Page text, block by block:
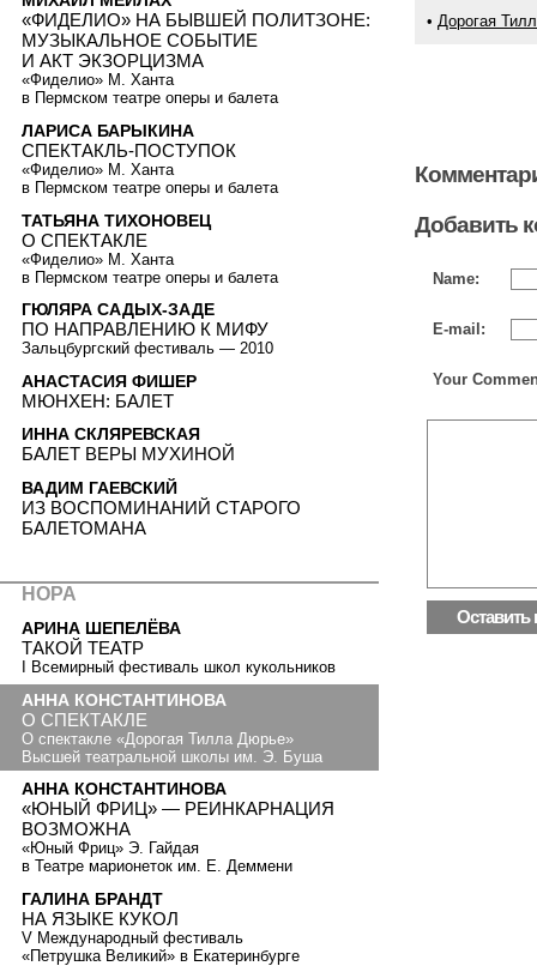
• Дорогая
Добавить
Name:
E-mail:
Your
«ФИДЕЛИО» НА БЫВШЕЙ ПОЛИТЗОНЕ:
МУЗЫКАЛЬНОЕ СОБЫТИЕ
И АКТ ЭКЗОРЦИЗМА
«Фиделио» М. Ханта
в Пермском театре оперы и балета
ЛАРИСА БАРЫКИНА
СПЕКТАКЛЬ-ПОСТУПОК
«Фиделио» М. Ханта
в Пермском театре оперы и балета
ТАТЬЯНА ТИХОНОВЕЦ
О СПЕКТАКЛЕ
«Фиделио» М. Ханта
в Пермском театре оперы и балета
ГЮЛЯРА САДЫХ-ЗАДЕ
ПО НАПРАВЛЕНИЮ К МИФУ
Зальцбургский фестиваль — 2010
АНАСТАСИЯ ФИШЕР
МЮНХЕН: БАЛЕТ
ИННА СКЛЯРЕВСКАЯ
БАЛЕТ ВЕРЫ МУХИНОЙ
ВАДИМ ГАЕВСКИЙ
ИЗ ВОСПОМИНАНИЙ СТАРОГО
БАЛЕТОМАНА
НОРА
АРИНА ШЕПЕЛЁВА
ТАКОЙ ТЕАТР
I Всемирный фестиваль школ кукольников
АННА КОНСТАНТИНОВА
О СПЕКТАКЛЕ
О спектакле «Дорогая Тилла Дюрье»
Высшей театральной школы им. Э. Буша
АННА КОНСТАНТИНОВА
«ЮНЫЙ ФРИЦ» — РЕИНКАРНАЦИЯ
ВОЗМОЖНА
«Юный Фриц» Э. Гайдая
в Театре марионеток им. Е. Деммени
ГАЛИНА БРАНДТ
НА ЯЗЫКЕ КУКОЛ
V Международный фестиваль
«Петрушка Великий» в Екатеринбурге